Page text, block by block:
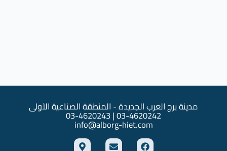
مدينة برج العرب الجديدة - المنطقة الصناعية الأولى
03-4620242 | 03-4620243
info@alborg-hiet.com
F
E
M